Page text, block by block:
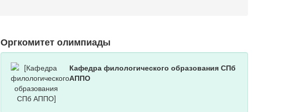
Оргкомитет олимпиады
Кафедра филологического образования СПб
АППО